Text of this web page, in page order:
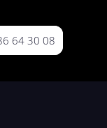
64 30 08